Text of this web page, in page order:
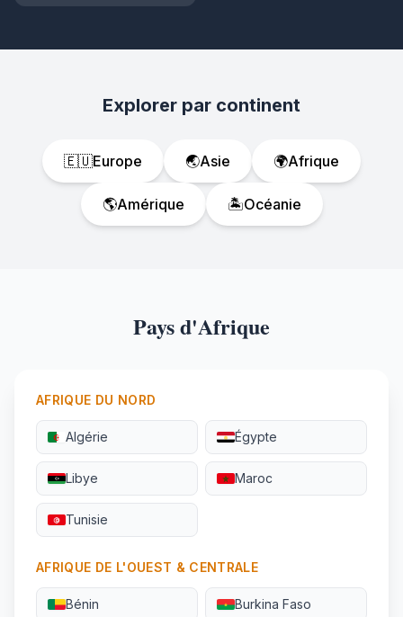
Explorer par continent
🇪🇺Europe 🌏Asie 🌍Afrique
🌎Amérique 🏝️Océanie
Pays d'Afrique
AFRIQUE DU NORD
Algérie Égypte
Libye Maroc
Tunisie
AFRIQUE DE L'OUEST & CENTRALE
Bénin Burkina Faso